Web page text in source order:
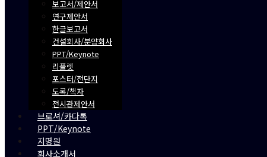
보고서/제안서
연구제안서
한글보고서
건설회사/분양회사
PPT/Keynote
리플렛
포스터/전단지
도록/책자
전시관제안서
브로셔/카다록
PPT/Keynote
지명원
회사소개서